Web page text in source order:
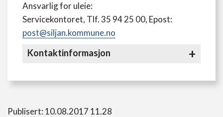
Ansvarlig for uleie:
Servicekontoret, Tlf. 35 94 25 00, Epost:
post@siljan.kommune.no
Kontaktinformasjon
Publisert: 10.08.2017 11.28